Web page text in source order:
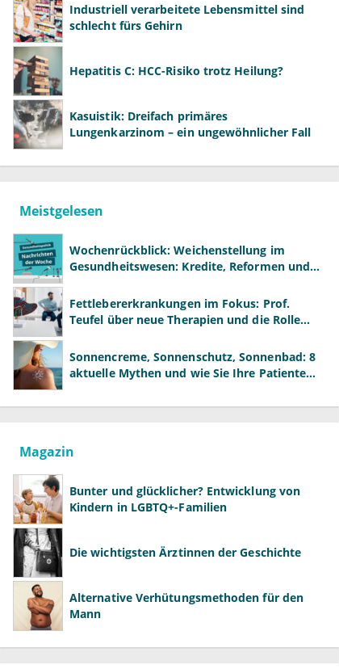
Industriell verarbeitete Lebensmittel sind
schlecht fürs Gehirn
Hepatitis C: HCC-Risiko trotz Heilung?
Kasuistik: Dreifach primäres
Lungenkarzinom – ein ungewöhnlicher Fall
Meistgelesen
Wochenrückblick: Weichenstellung im
Gesundheitswesen: Kredite, Reformen und
Fettlebererkrankungen im Fokus: Prof.
Teufel über neue Therapien und die Rolle
Sonnencreme, Sonnenschutz, Sonnenbad: 8
aktuelle Mythen und wie Sie Ihre Patienten
Magazin
Bunter und glücklicher? Entwicklung von
Kindern in LGBTQ+-Familien
Die wichtigsten Ärztinnen der Geschichte
Alternative Verhütungsmethoden für den
Mann